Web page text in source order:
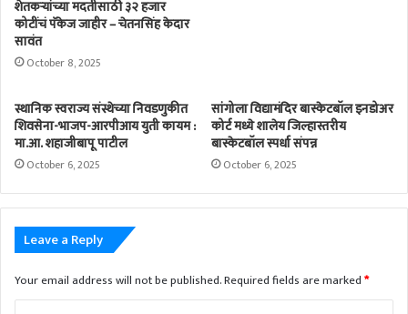
शेतकऱ्यांच्या मदतीसाठी ३२ हजार
कोटींचं पॅकेज जाहीर – चेतनसिंह केदार
सावंत
October 8, 2025
स्थानिक स्वराज्य संस्थेच्या निवडणुकीत
शिवसेना-भाजप-आरपीआय युती कायम :
मा.आ. शहाजीबापू पाटील
October 6, 2025
सांगोला विद्यामंदिर बास्केटबॉल इनडोअर
कोर्ट मध्ये शालेय जिल्हास्तरीय
बास्केटबॉल स्पर्धा संपन्न
October 6, 2025
Leave a Reply
Your email address will not be published.Required fields are marked*